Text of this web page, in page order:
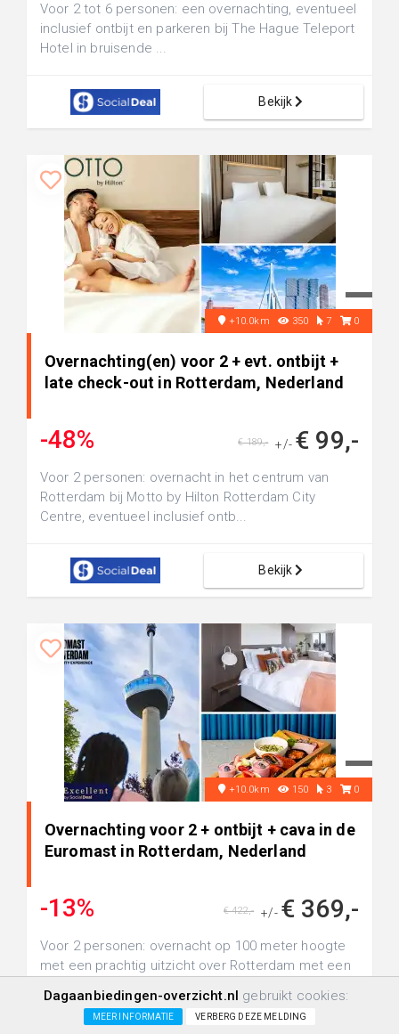
Voor 2 tot 6 personen: een overnachting, eventueel
inclusief ontbijt en parkeren bij The Hague Teleport
Hotel in bruisende ...
Bekijk
+10.0km 350 7 0
Overnachting(en) voor 2 + evt. ontbijt +
late check-out in Rotterdam, Nederland
-48% +/- € 99,-
€ 189,-
Voor 2 personen: overnacht in het centrum van
Rotterdam bij Motto by Hilton Rotterdam City
Centre, eventueel inclusief ontb...
Bekijk
+10.0km 150 3 0
Overnachting voor 2 + ontbijt + cava in de
Euromast in Rotterdam, Nederland
-13% +/- € 369,-
€ 422,-
Voor 2 personen: overnacht op 100 meter hoogte
met een prachtig uitzicht over Rotterdam met een
Dagaanbiedingen-overzicht.nl gebruikt cookies:
MEER INFORMATIE VERBERG DEZE MELDING